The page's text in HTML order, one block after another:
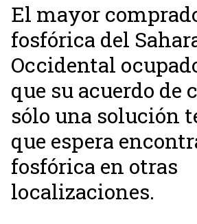
El mayor
fosfórica del
Occidental
que su acuerdo de
sólo una solución
que espera
fosfórica en otras
localizaciones.